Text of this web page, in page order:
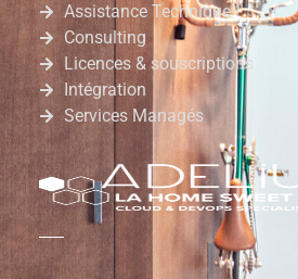
Assistance Technique
Consulting
Licences & souscriptions
Intégration
Services Managés